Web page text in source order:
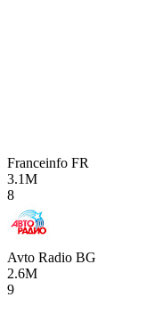
Franceinfo FR
3.1M
8
Avto Radio BG
2.6M
9